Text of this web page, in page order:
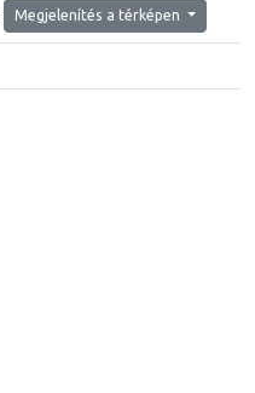
Megjelenítés a térképen